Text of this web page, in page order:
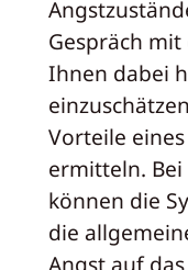
Gespräch
Ihnen dabei
Vorteile
ermitteln.
können die
die
Angst auf